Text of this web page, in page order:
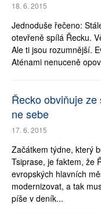
18. 6. 2015
Jednoduše řečeno:
otevřeně spílá Řecku.
Ale ti jsou rozumnější.
Aténami nenuceně
Řecko obviňuje
ne sebe
17. 6. 2015
Začátkem týdne, který
Tsiprase, je faktem, že
evropských hlavních
modernizovat, a tak
píše v deník...